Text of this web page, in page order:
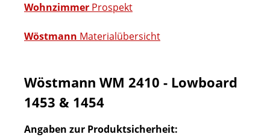
Wohnzimmer Prospekt
Wöstmann Materialübersicht
Wöstmann WM 2410 - Lowboard
1453 & 1454
Angaben zur Produktsicherheit: